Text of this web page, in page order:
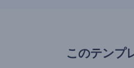
このテンプ